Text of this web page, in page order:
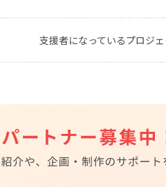
CAMPFIRE for Social Good
CAMPFIREふるさと納税
支援者になっているプロジ